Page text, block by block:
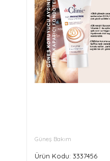
Güneş Bakım
Ürün Kodu: 3337456